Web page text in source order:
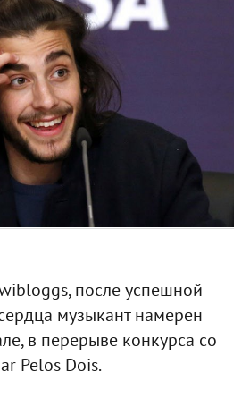
после успешной
музыкант намерен
в перерыве конкурса со
Pelos Dois.